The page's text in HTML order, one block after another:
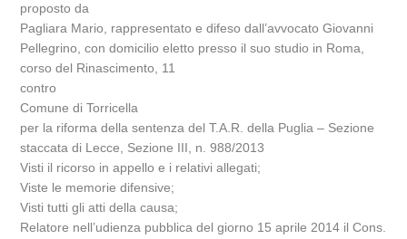
proposto da
Pagliara Mario, rappresentato e difeso dall’avvocato Giovanni
Pellegrino, con domicilio eletto presso il suo studio in Roma,
corso del Rinascimento, 11
contro
Comune di Torricella
per la riforma della sentenza del T.A.R. della Puglia – Sezione
staccata di Lecce, Sezione III, n. 988/2013
Visti il ricorso in appello e i relativi allegati;
Viste le memorie difensive;
Visti tutti gli atti della causa;
Relatore nell’udienza pubblica del giorno 15 aprile 2014 il Cons.